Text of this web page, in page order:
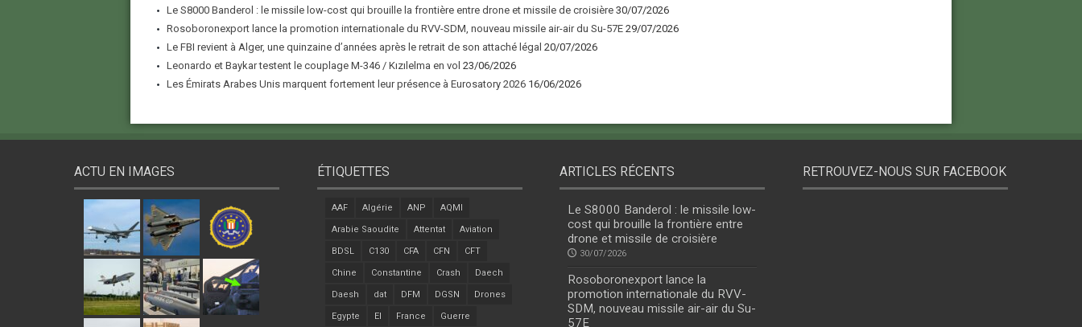
Le S8000 Banderol : le missile low-cost qui brouille la frontière entre drone et missile de croisière 30/07/2026
Rosoboronexport lance la promotion internationale du RVV-SDM, nouveau missile air-air du Su-57E 29/07/2026
Le FBI revient à Alger, une quinzaine d’années après le retrait de son attaché légal 20/07/2026
Leonardo et Baykar testent le couplage M-346 / Kızılelma en vol 23/06/2026
Les Émirats Arabes Unis marquent fortement leur présence à Eurosatory 2026 16/06/2026
ACTU EN IMAGES ÉTIQUETTES
AAF Algérie ANP AQMI
Arabie Saoudite Attentat Aviation
BDSL C130 CFA CFN CFT
Chine Constantine Crash Daech
Daesh dat DFM DGSN Drones
Egypte EI France Guerre
ARTICLES RÉCENTS
Le S8000 Banderol : le missile low-
cost qui brouille la frontière entre
drone et missile de croisière
30/07/2026
Rosoboronexport lance la
promotion internationale du RVV-
SDM, nouveau missile air-air du Su-
57E
RETROUVEZ-NOUS SUR FACEBOOK